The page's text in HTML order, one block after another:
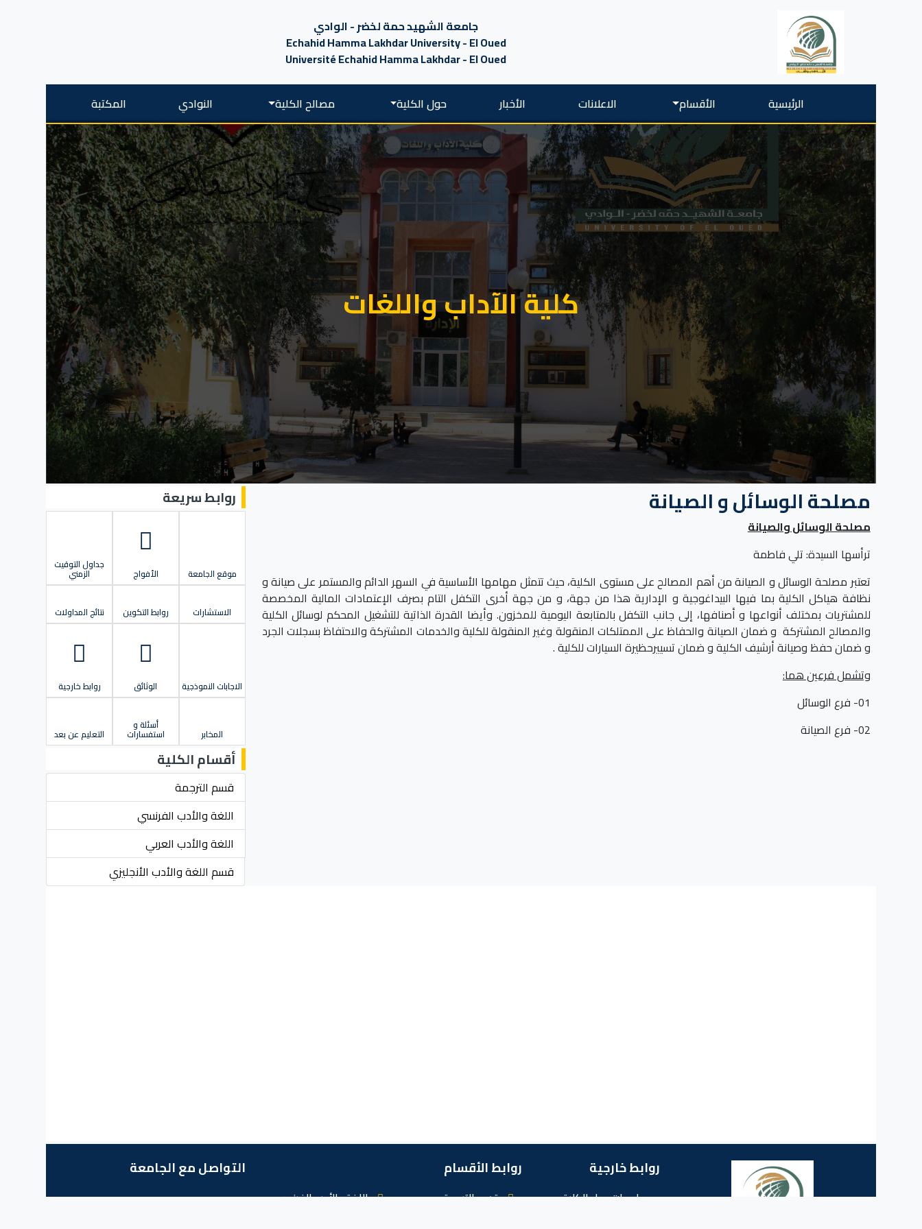
جامعة الشهيد حمة لخضر - الوادي
Echahid Hamma Lakhdar University - El Oued
Université Echahid Hamma Lakhdar - El Oued
الرئيسية الأقسام الاعلانات الأخبار حول الكلية مصالح الكلية النوادي المكتبة
كلية الآداب واللغات
مصلحة الوسائل و الصيانة
مصلحة الوسائل والصيانة
ترأسها السيدة: تلي فاطمة
تعتبر مصلحة الوسائل و الصيانة من أهم المصالح على مستوى الكلية، حيث تتمثل مهامها الأساسية في السهر الدائم والمستمر على صيانة و
نظافة هياكل الكلية بما فيها البيداغوجية و الإدارية هذا من جهة، و من جهة أخرى التكفل التام بصرف الإعتمادات المالية المخصصة
للمشتريات بمختلف أنواعها و أصنافها، إلى جانب التكفل بالمتابعة اليومية للمخزون. وأيضا القدرة الذاتية للتشغيل المحكم لوسائل الكلية
والمصالح المشتركة و ضمان الصيانة والحفاظ على الممتلكات المنقولة وغير المنقولة للكلية والخدمات المشتركة والاحتفاظ بسجلات الجرد
و ضمان حفظ وصيانة أرشيف الكلية و ضمان تسييرحظيرة السيارات للكلية .
وتشمل فرعين هما:
01- فرع الوسائل
02- فرع الصيانة
روابط سريعة
موقع الجامعة الأفواج
جداول التوقيت
الزمني
الاستشارات روابط التكوين نتائج المداولات
الاجابات النموذجية الوثائق روابط خارجية
المخابر
أسئلة و
استفسارات التعليم عن بعد
أقسام الكلية
قسم الترجمة
اللغة والأدب الفرنسي
اللغة والأدب العربي
قسم اللغة والأدب الأنجليزي
روابط خارجية
معلومات حول الكلية
روابط الأقسام
قسم الترجمة
اللغة والأدب الفرنسي
التواصل مع الجامعة